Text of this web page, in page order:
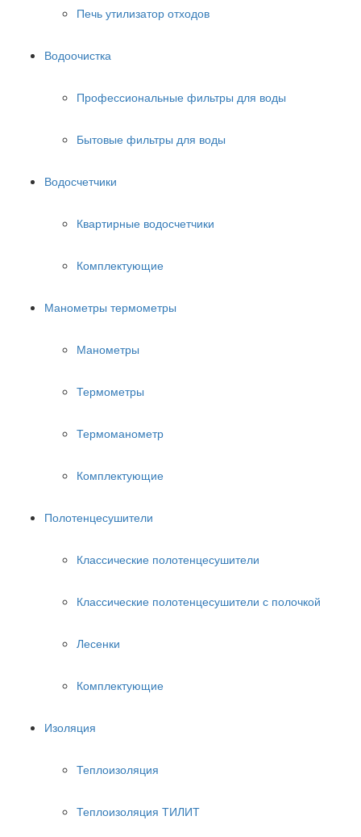
Печь утилизатор отходов
Водоочистка
Профессиональные фильтры для воды
Бытовые фильтры для воды
Водосчетчики
Квартирные водосчетчики
Комплектующие
Манометры термометры
Манометры
Термометры
Термоманометр
Комплектующие
Полотенцесушители
Классические полотенцесушители
Классические полотенцесушители с полочкой
Лесенки
Комплектующие
Изоляция
Теплоизоляция
Теплоизоляция ТИЛИТ